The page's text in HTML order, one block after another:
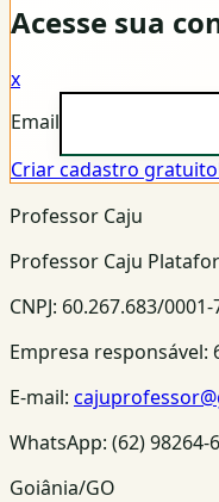
Acesse sua
x
Email
Criar cadastro gratuito
Professor Caju
Professor Caju
CNPJ: 60.267.683/0001-
Empresa responsável:
E-mail:
WhatsApp: (62) 98264-
Goiânia/GO